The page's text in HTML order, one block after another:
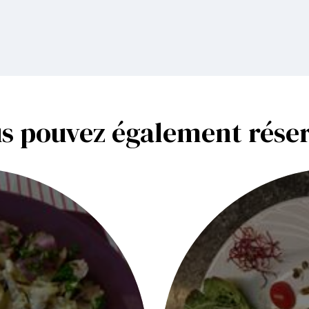
pouvez également